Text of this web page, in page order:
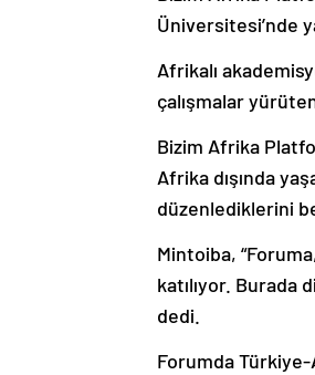
Üniversitesi’nde
Afrikalı
çalışmalar
Bizim Afrika
Afrika dışında
düzenlediklerini
Mintoiba,
katılıyor. Burada
dedi.
Forumda